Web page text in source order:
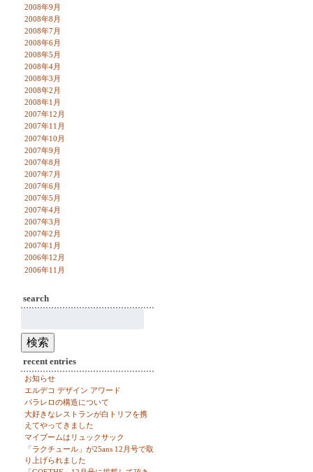
2008年9月
2008年8月
2008年7月
2008年6月
2008年5月
2008年4月
2008年3月
2008年2月
2008年1月
2007年12月
2007年11月
2007年10月
2007年9月
2007年8月
2007年7月
2007年6月
2007年5月
2007年4月
2007年3月
2007年2月
2007年1月
2006年12月
2006年11月
search
索:
検索
recent entries
お知らせ
エルデコ デザイン アワード
パラレロの構造について
大好きなレストランが白トリフを携
えてやってきました
マイブームはリュックサック
「ラクチュール」が25ans 12月号で取
り上げられました